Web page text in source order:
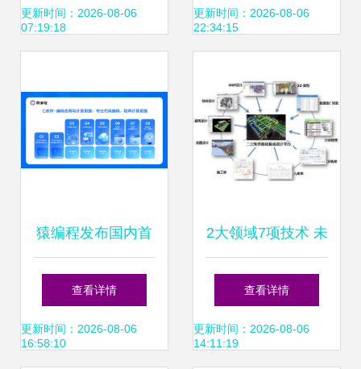
中心与孵化器正式
更新时间：2026-08-06
07:19:18
专项 助力信息科技
更新时间：2026-08-06
22:34:15
猿编程发布国内首
套计算思维课 深度
探索信息科技教育
查看详情
更新时间：2026-08-06
16:58:10
2大领域7项技术 未
来高科技建筑的创
新前沿
查看详情
更新时间：2026-08-06
14:11:19